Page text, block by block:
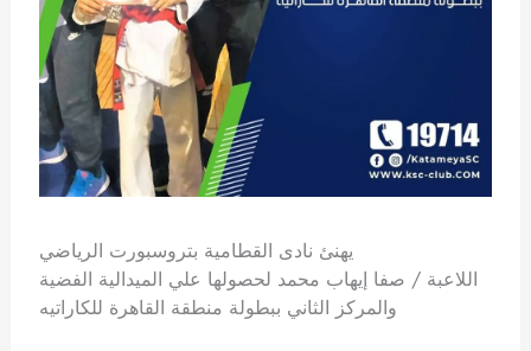
يهنئ نادى القطامية بتروسبورت الرياضي
اللاعبة / صفا إيهاب محمد لحصولها علي الميدالية الفضية
والمركز الثاني ببطولة منطقة القاهرة للكاراتيه